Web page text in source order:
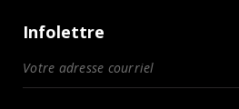
Infolettre